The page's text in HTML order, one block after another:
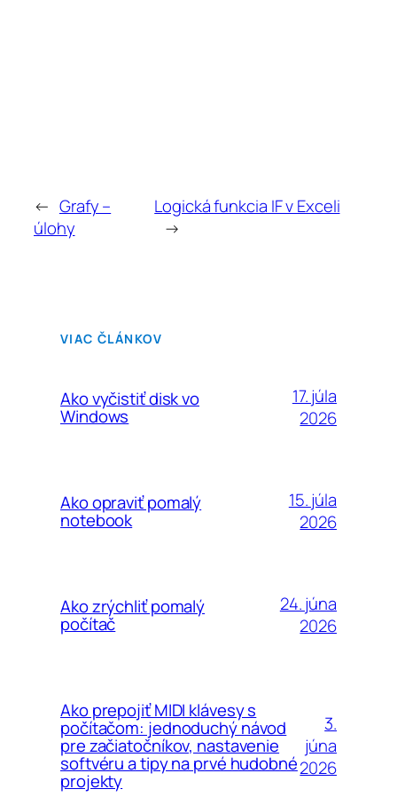
← Grafy –
úlohy
Logická funkcia IF v Exceli
→
VIAC ČLÁNKOV
Ako vyčistiť disk vo
Windows
17. júla
2026
Ako opraviť pomalý
notebook
15. júla
2026
Ako zrýchliť pomalý
počítač
24. júna
2026
Ako prepojiť MIDI klávesy s
počítačom: jednoduchý návod
pre začiatočníkov, nastavenie
softvéru a tipy na prvé hudobné
projekty
3.
júna
2026